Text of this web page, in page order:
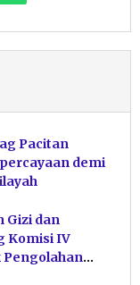
Pacitan
demi
Gizi dan
Komisi IV
Pengolahan